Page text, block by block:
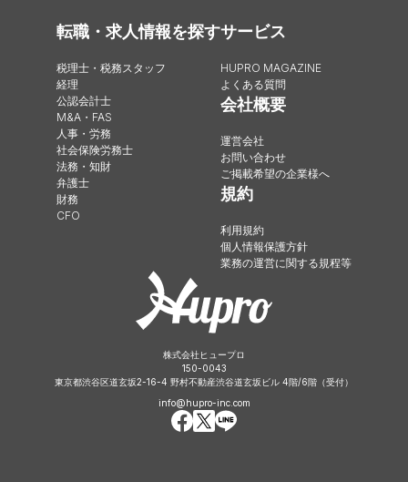
転職・求人情報を探す
税理士・税務スタッフ
経理
公認会計士
M&A・FAS
人事・労務
社会保険労務士
法務・知財
弁護士
財務
CFO
サービス
HUPRO MAGAZINE
よくある質問
会社概要
運営会社
お問い合わせ
ご掲載希望の企業様へ
規約
利用規約
個人情報保護方針
業務の運営に関する規程等
株式会社ヒュープロ
150-0043
東京都渋谷区道玄坂2-16-4 野村不動産渋谷道玄坂ビル 4階/6階（受付）
info@hupro-inc.com